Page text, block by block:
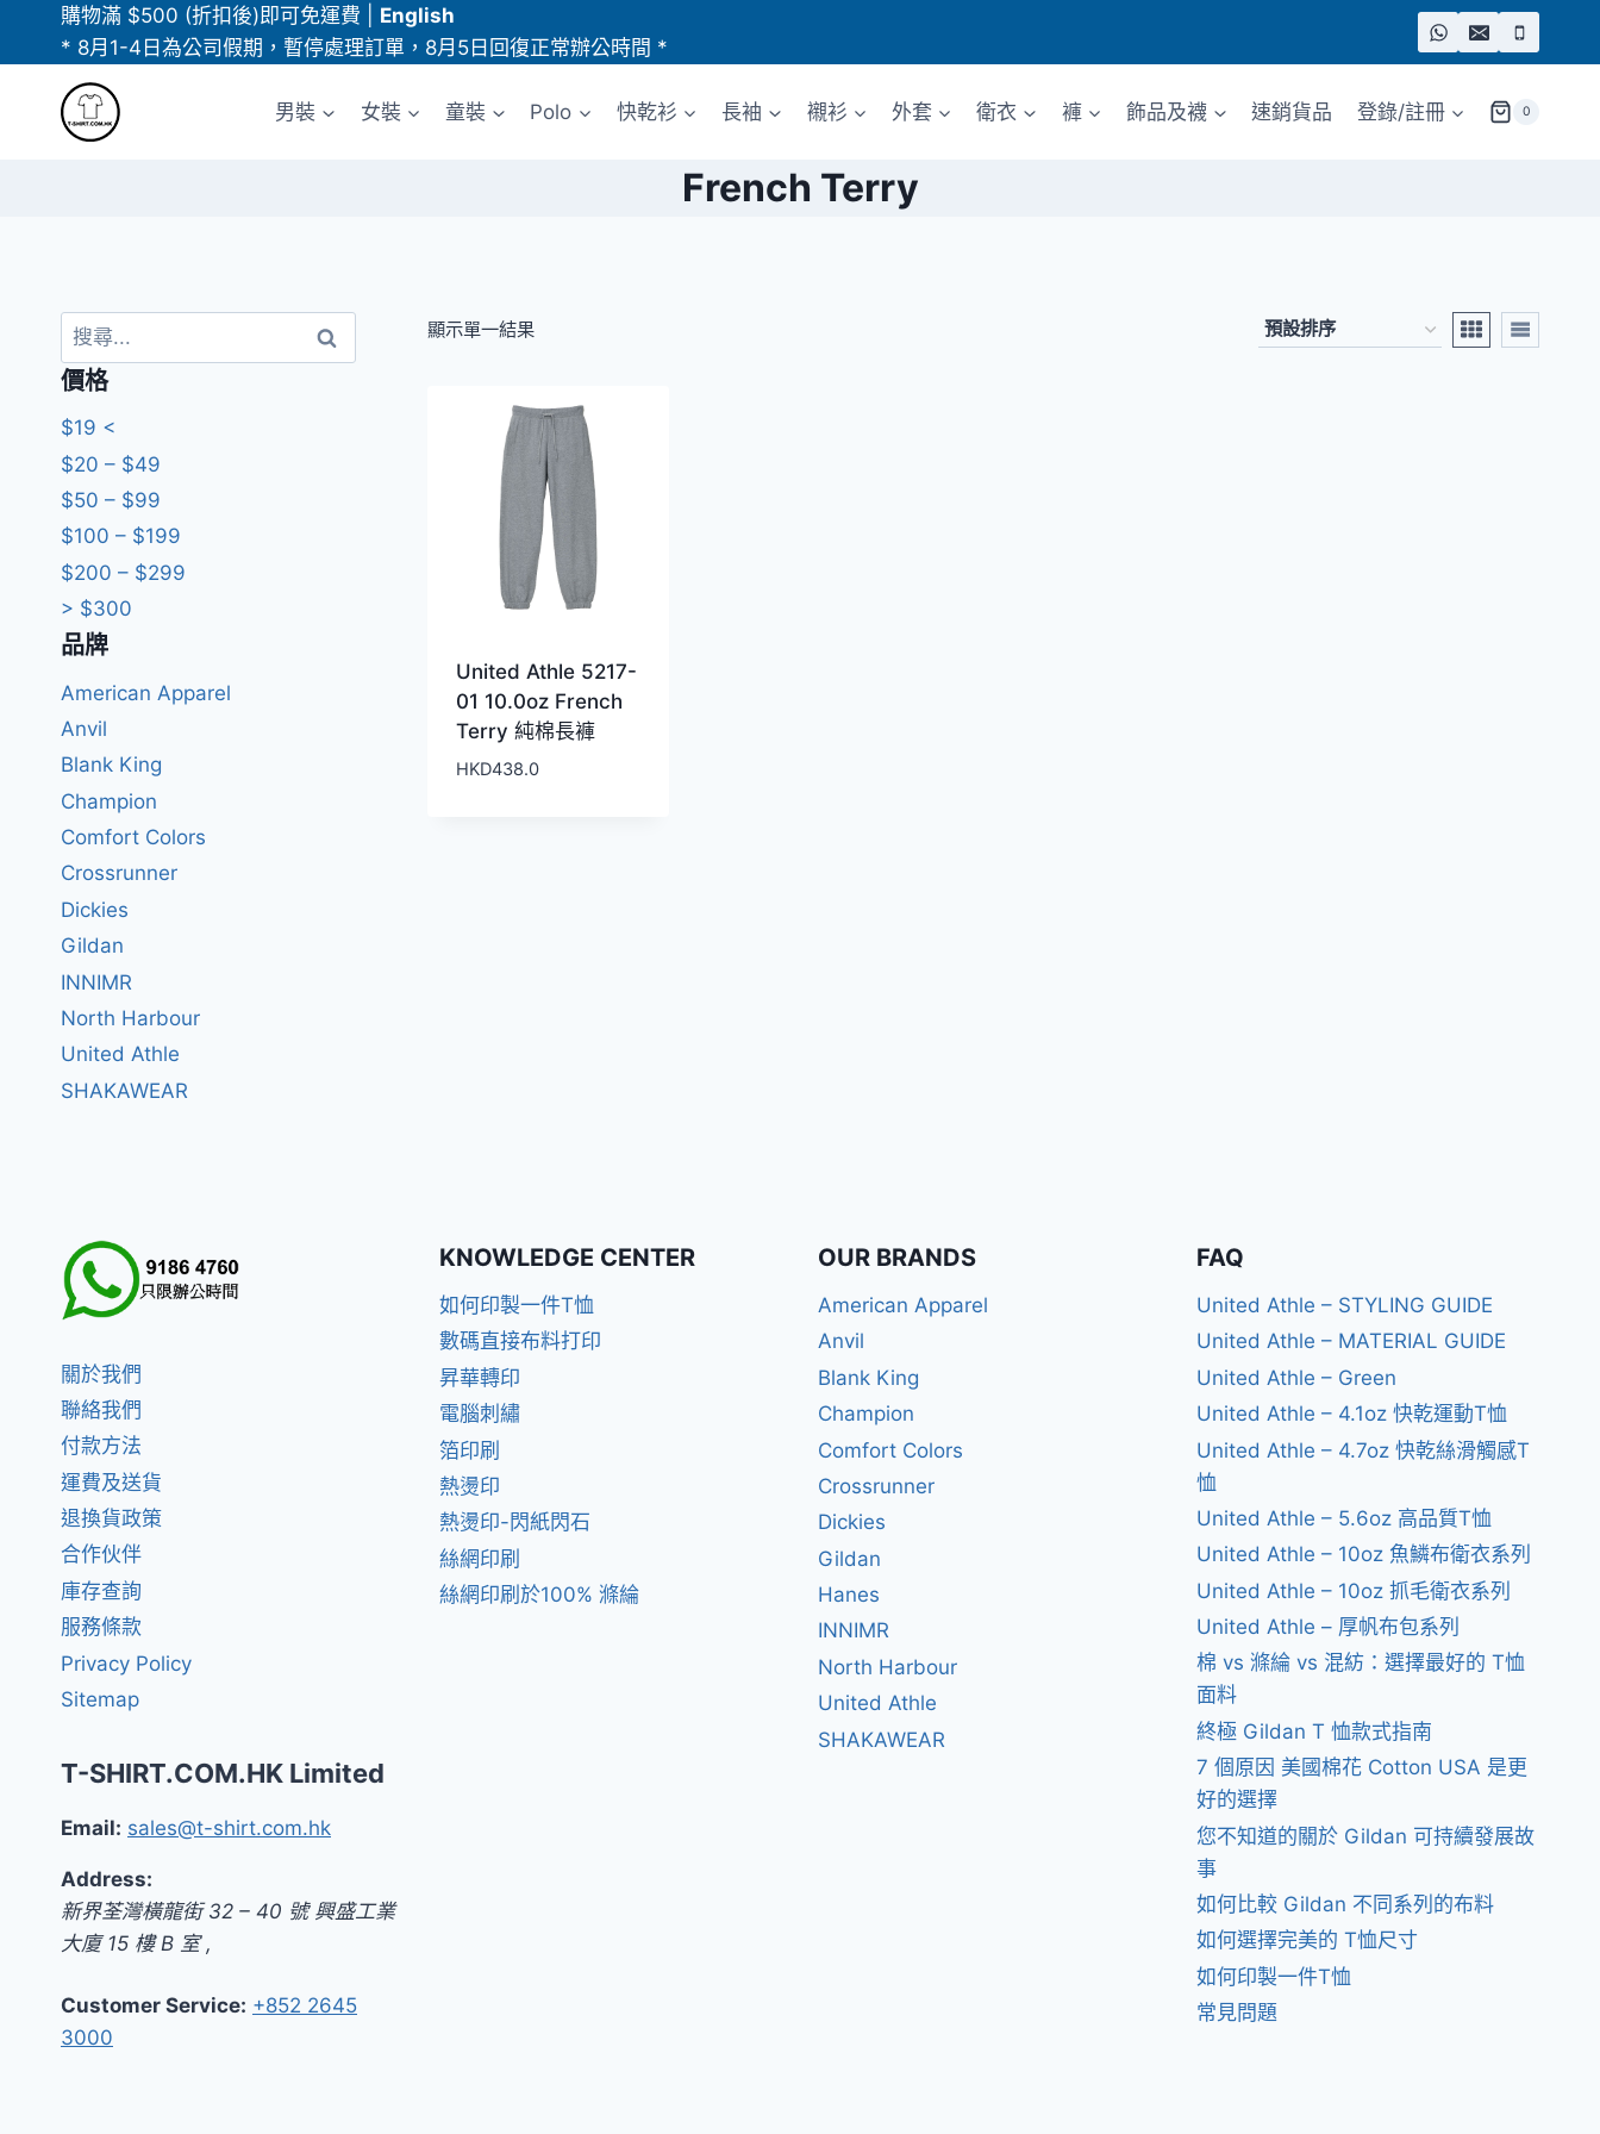
購物滿 $500 (折扣後)即可免運費
English
* 8月1-4日為公司假期，暫停處理訂單，8月5日回復正常辦公時間 *
男裝 女裝 童裝 Polo 快乾衫 長袖 襯衫 外套 衛衣 褲 飾品及襪 速銷貨品 登錄/註冊 0
French Terry
顯示單一結果
United Athle 5217-
01 10.0oz French
Terry 純棉長褲
HKD438.0
搜
尋
關
鍵
字:
價格
$19 <
$20 – $49
$50 – $99
$100 – $199
$200 – $299
> $300
品牌
American Apparel
Anvil
Blank King
Champion
Comfort Colors
Crossrunner
Dickies
Gildan
INNIMR
North Harbour
United Athle
SHAKAWEAR
關於我們
聯絡我們
付款方法
運費及送貨
退換貨政策
合作伙伴
庫存查詢
服務條款
Privacy Policy
Sitemap
T-SHIRT.COM.HK Limited
Email: sales@t-shirt.com.hk
Address:
新界荃灣橫龍街 32 – 40 號 興盛工業
大廈 15 樓 B 室,
Customer Service: +852 2645
3000
KNOWLEDGE CENTER
如何印製一件T恤
數碼直接布料打印
昇華轉印
電腦刺繡
箔印刷
熱燙印
熱燙印-閃紙閃石
絲網印刷
絲網印刷於100% 滌綸
OUR BRANDS
American Apparel
Anvil
Blank King
Champion
Comfort Colors
Crossrunner
Dickies
Gildan
Hanes
INNIMR
North Harbour
United Athle
SHAKAWEAR
FAQ
United Athle – STYLING GUIDE
United Athle – MATERIAL GUIDE
United Athle – Green
United Athle – 4.1oz 快乾運動T恤
United Athle – 4.7oz 快乾絲滑觸感T
恤
United Athle – 5.6oz 高品質T恤
United Athle – 10oz 魚鱗布衛衣系列
United Athle – 10oz 抓毛衛衣系列
United Athle – 厚帆布包系列
棉 vs 滌綸 vs 混紡：選擇最好的 T恤
面料
終極 Gildan T 恤款式指南
7 個原因 美國棉花 Cotton USA 是更
好的選擇
您不知道的關於 Gildan 可持續發展故
事
如何比較 Gildan 不同系列的布料
如何選擇完美的 T恤尺寸
如何印製一件T恤
常見問題